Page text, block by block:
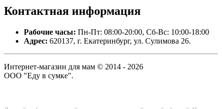
Контактная информация
Рабочие часы: Пн-Пт: 08:00-20:00, Сб-Вс: 10:00-18:00
Адрес: 620137, г. Екатеринбург, ул. Сулимова 26.
Интернет-магазин для мам © 2014 - 2026
ООО "Еду в сумке".